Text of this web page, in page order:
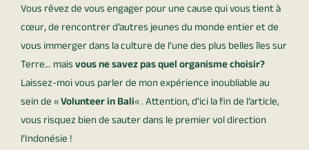
Vous rêvez de vous engager pour une cause qui vous tient à
cœur, de rencontrer d’autres jeunes du monde entier et de
vous immerger dans la culture de l’une des plus belles îles sur
Terre… maisvous ne savez pas quel organisme choisir?
Laissez-moi vous parler de mon expérience inoubliable au
sein de «Volunteer in Bali« . Attention, d’ici la fin de l’article,
vous risquez bien de sauter dans le premier vol direction
l’Indonésie !